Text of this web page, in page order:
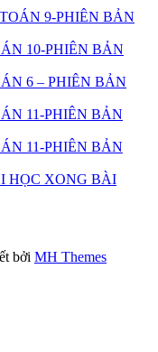
9-PHIÊN BẢN
10-PHIÊN BẢN
6 – PHIÊN BẢN
11-PHIÊN BẢN
11-PHIÊN BẢN
HỌC XONG BÀI
bởi MH Themes